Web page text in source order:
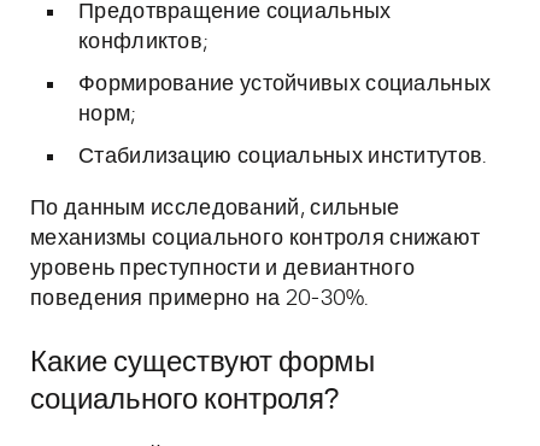
Предотвращение социальных
конфликтов;
Формирование устойчивых социальных
норм;
Стабилизацию социальных институтов.
По данным исследований, сильные
механизмы социального контроля снижают
уровень преступности и девиантного
поведения примерно на 20-30%.
Какие существуют формы
социального контроля?